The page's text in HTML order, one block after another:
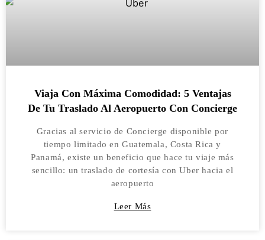
Viaja Con Máxima Comodidad: 5 Ventajas
De Tu Traslado Al Aeropuerto Con Concierge
Gracias al servicio de Concierge disponible por
tiempo limitado en Guatemala, Costa Rica y
Panamá, existe un beneficio que hace tu viaje más
sencillo: un traslado de cortesía con Uber hacia el
aeropuerto
Leer Más